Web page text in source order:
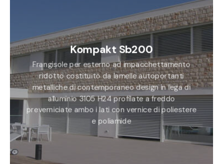
Kompakt Sb200
Frangisole per esterno ad impacchettamento
ridotto costituito da lamelle autoportanti
metalliche di contemporaneo design in lega di
alluminio 3105 H24 profilate a freddo
preverniciate ambo i lati con vernice di poliestere
e poliamide